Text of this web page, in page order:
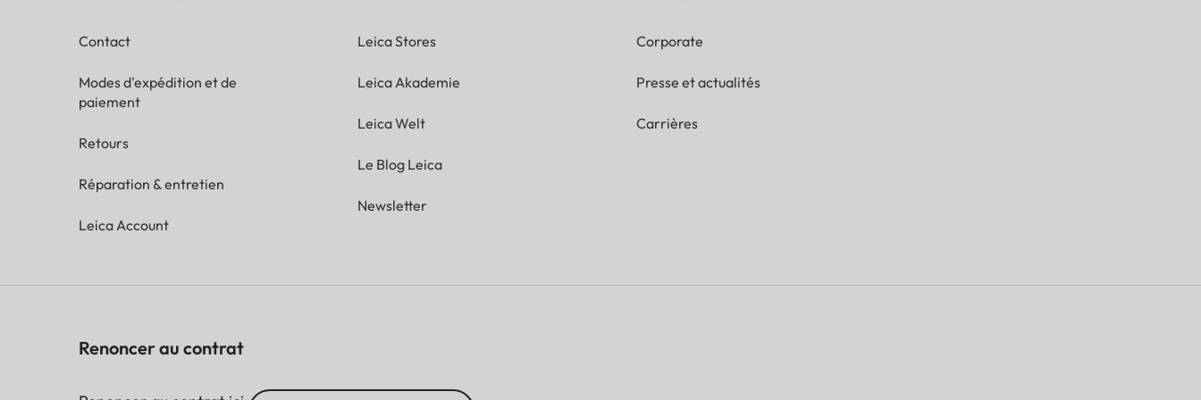
Contact
Modes d'expédition et de
paiement
Retours
Réparation & entretien
Leica Account
Leica Stores
Leica Akademie
Leica Welt
Le Blog Leica
Newsletter
Corporate
Presse et actualités
Carrières
Renoncer au contrat